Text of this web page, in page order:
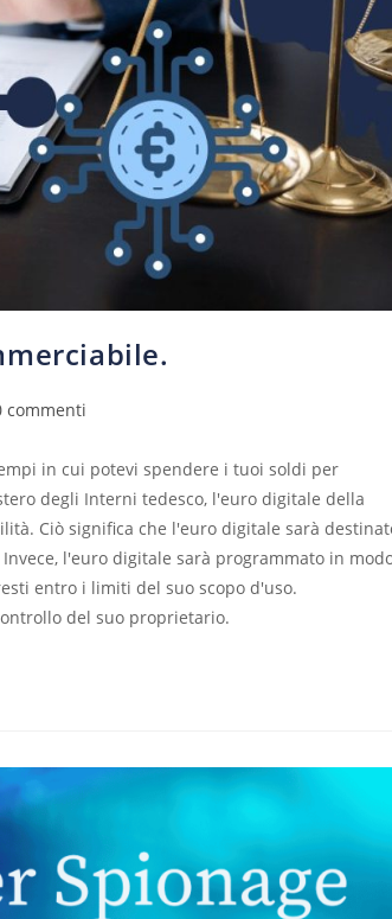
commenti
in cui potevi spendere i tuoi soldi per
degli Interni tedesco, l'euro digitale della
Ciò significa che l'euro digitale sarà
l'euro digitale sarà programmato in
entro i limiti del suo scopo d'uso.
del suo proprietario.